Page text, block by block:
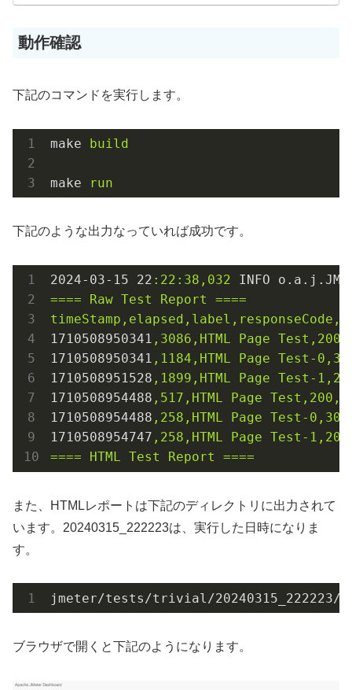
動作確認
下記のコマンドを実行します。
make build
make run
下記のような出力なっていれば成功です。
2024-03-15 22 :22:38,032
INFO
====
Raw Test Report
====
1710508950341 ,3086,HTML Page
1710508950341 ,1184,HTML Page Test-
1710508951528 ,1899,HTML Page Test-
1710508954488 ,517,HTML Page
1710508954488 ,258,HTML Page Test-
1710508954747 ,258,HTML Page Test-
====
HTML Test Report ====
また、HTMLレポートは下記のディレクトリに出力されて
います。20240315_222223は、実行した日時になりま
す。
jmeter/tests/trivial/20240315_222223/
ブラウザで開くと下記のようになります。